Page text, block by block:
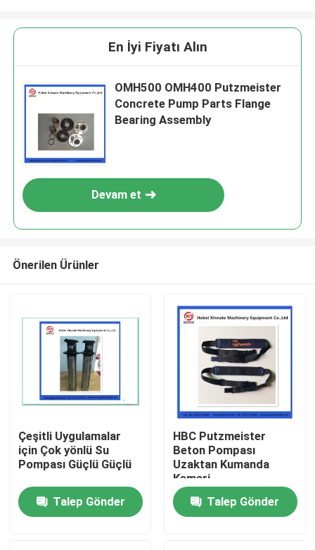
Ana sayfa
Ürünler
En İyi Fiyatı Alın
OMH500 OMH400 Putzmeister
Concrete Pump Parts Flange
Bearing Assembly
Devam et
Önerilen Ürünler
Çeşitli Uygulamalar
için Çok yönlü Su
Pompası Güçlü Güçlü
Talep Gönder
HBC Putzmeister
Beton Pompası
Uzaktan Kumanda
Kemeri
Talep Gönder